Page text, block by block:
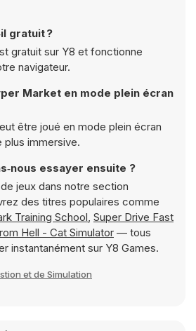
gratuit ?
gratuit sur Y8 et fonctionne
navigateur.
Market en mode plein écran
être joué en mode plein écran
plus immersive.
essayer ensuite ?
jeux dans notre section
des titres populaires comme
Training School, Super Drive Fast
Hell - Cat Simulator — tous
instantanément sur Y8 Games.
et de Simulation